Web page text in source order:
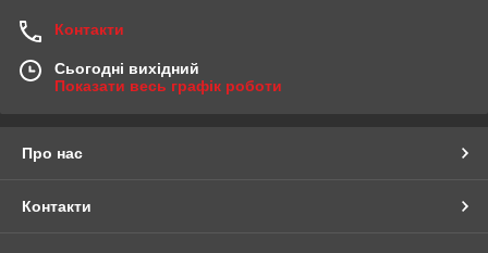
Контакти
Сьогодні вихідний
Показати весь графік роботи
Про нас
Контакти